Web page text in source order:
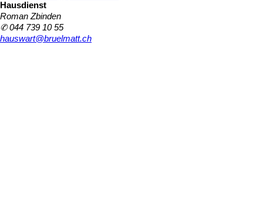
Hausdienst
Roman Zbinden
✆ 044 739 10 55
hauswart@bruelmatt.ch